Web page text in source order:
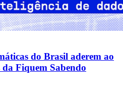
do Brasil aderem ao
da Fiquem Sabendo